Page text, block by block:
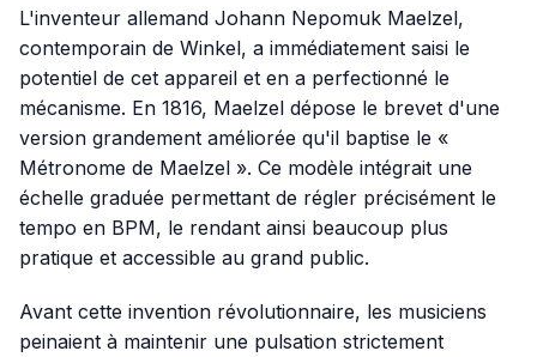
L'inventeur allemand Johann Nepomuk Maelzel,
contemporain de Winkel, a immédiatement saisi le
potentiel de cet appareil et en a perfectionné le
mécanisme. En 1816, Maelzel dépose le brevet d'une
version grandement améliorée qu'il baptise le «
Métronome de Maelzel ». Ce modèle intégrait une
échelle graduée permettant de régler précisément le
tempo en BPM, le rendant ainsi beaucoup plus
pratique et accessible au grand public.
Avant cette invention révolutionnaire, les musiciens
peinaient à maintenir une pulsation strictement